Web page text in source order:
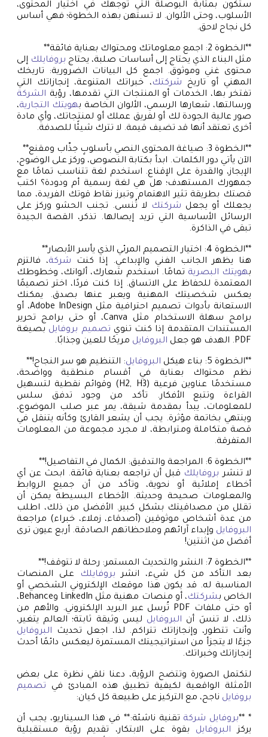
ستكون بمثابة البوصلة التي توجهك في اختيار المحتوى،
الأسلوب، وحتى الألوان. لا تستهن بهذه الخطوة؛ فهي أساس
كل نجاح لاحق.
**الخطوة 2: اجمع معلوماتك ومحتواك بعناية فائقة**
مثل البناء الذي يحتاج إلى أساسات صلبة، يحتاج بروفايلك إلى
محتوى غني وموثوق. اجمع كل البيانات الضرورية: تاريخك
المهني أو تاريخ شركتك، خبراتك المتنوعة، إنجازاتك التي
تفتخر بها، الخدمات أو المنتجات التي تقدمها، رؤية الشركة
ورسالتها، شعارها الرسمي، الألوان الخاصة بهويتك التجارية،
صور عالية الجودة لك أو لفريق عملك أو لمنتجاتك، وأي مادة
أخرى تعتقد أنها قد تضيف قيمة. لا تترك شيئًا للصدفة.
**الخطوة 3: صياغة المحتوى النصي بأسلوبٍ جذّاب ومقنع**
الآن يأتي دور الكلمات. ابدأ بكتابة النصوص، وركز على الوضوح،
الإيجاز، والقدرة على الإقناع. استخدم لغة تتناسب تمامًا مع
جمهورك المستهدف؛ هل هي لغة رسمية أم ودودة؟ اكتب
قصتك بطريقة تثير الاهتمام وتبرز نقاط قوتك الفريدة، مما
يجعلك أو يجعل شركتك
لا تُنسى. تجنب الحشو وركز على
الرسائل الأساسية التي تريد إيصالها. تذكر، القصة الجيدة
تبقى في الذاكرة.
**الخطوة 4: اختيار التصميم المرئي الذي يأسر الأبصار**
هنا يظهر الجانب الفني والإبداعي. إذا كنت شركة، فالتزم
بهويتك البصرية تمامًا. استخدم شعارك، ألوانك، وخطوطك
المعتمدة للحفاظ على الاتساق. إذا كنت فردًا، اختر تصميمًا
يعكس شخصيتك المهنية ويعبر عنها بصدق. يمكنك
الاستعانة بأدوات تصميم احترافية مثل Adobe InDesign، أو
برامج سهلة الاستخدام مثل Canva، أو حتى برامج تحرير
المستندات المتقدمة إذا كنت تنوي تصميم بروفايل بصيغة
PDF. الهدف هو جعل
البروفايل مريحًا للعين وجذابًا.
**الخطوة 5: بناء هيكل البروفايل: التنظيم هو سر النجاح!**
نظم محتواك بعناية في أقسام منطقية وواضحة،
مستخدمًا عناوين فرعية (H2, H3) وقوائم نقطية لتسهيل
القراءة وتتبع الأفكار. تأكد من وجود تدفق سلس
للمعلومات، يبدأ بمقدمة شيقة، يمر عبر صلب الموضوع،
وينتهي بخاتمة مؤثرة. يجب أن يشعر القارئ وكأنه يتنقل في
قصة متكاملة ومترابطة، لا مجرد مجموعة من المعلومات
المتفرقة.
**الخطوة 6: المراجعة والتدقيق: الكمال في التفاصيل!**
لا تنشر بروفايلك قبل أن تراجعه بعناية فائقة. ابحث عن أي
أخطاء إملائية أو نحوية، وتأكد من أن جميع الروابط
والمعلومات صحيحة وحديثة. الأخطاء البسيطة يمكن أن
تقلل من مصداقيتك بشكل كبير. الأفضل من ذلك، اطلب
من عدة أشخاص موثوقين (أصدقاء، زملاء، خبراء) مراجعة
البروفايل وإبداء آرائهم وملاحظاتهم الصادقة. أربع عيون ترى
أفضل من اثنتين!
**الخطوة 7: النشر والتحديث المستمر: رحلة لا تتوقف!**
بعد التأكد من كل شيء، انشر بروفايلك
على المنصات
المناسبة له. قد يكون هذا موقعك الإلكتروني الشخصي أو
الخاص بشركتك
، أو منصات مهنية مثل LinkedIn وBehance،
أو حتى ملفات PDF تُرسل عبر البريد الإلكتروني. والأهم من
ذلك، لا تنسَ أن البروفايل ليس وثيقة ثابتة؛ العالم يتغير،
وأنت تتطور، وإنجازاتك تتراكم. لذا، اجعل تحديث البروفايل
جزءًا لا يتجزأ من استراتيجيتك المستمرة ليعكس دائمًا أحدث
إنجازاتك وخبراتك.
لتكتمل الصورة وتتضح الرؤية، دعنا نلقي نظرة على بعض
الأمثلة الواقعية لكيفية تطبيق هذه المبادئ في تصميم
بروفايل ناجح، مع التركيز على طبيعة كل كيان:
* **بروفايل شركة تقنية ناشئة:** في هذا السيناريو، يجب أن
يركز البروفايل بقوة على الابتكار، تقديم رؤية مستقبلية